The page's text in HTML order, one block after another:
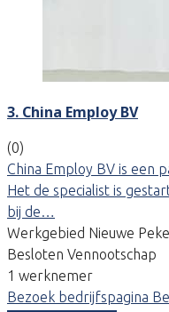
3. China Employ BV
(0)
China Employ BV is een
Het de specialist is
bij de…
Werkgebied Nieuwe
Besloten Vennootschap
1 werknemer
Bezoek bedrijfspagina